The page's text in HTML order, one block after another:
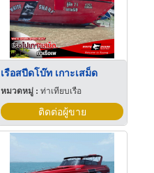
เรือสปีดโบ๊ท เกาะเสม็ด
หมวดหมู่ :ท่าเทียบเรือ
ติดต่อผู้ขาย